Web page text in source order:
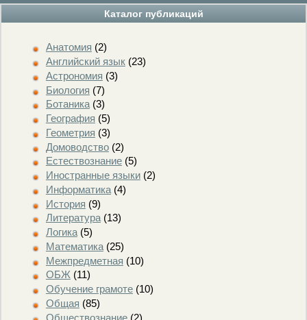
Каталог публикаций
Анатомия (2)
Английский язык(23)
Астрономия (3)
Биология (7)
Ботаника(3)
География (5)
Геометрия (3)
Домоводство(2)
Естествознание(5)
Иностранные языки(2)
Информатика(4)
История (9)
Литература(13)
Логика(5)
Математика(25)
Межпредметная (10)
ОБЖ (11)
Обучение грамоте(10)
Общая (85)
Обществознание(2)